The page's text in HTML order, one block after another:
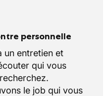
personnelle
un entretien et
qui vous
le job qui vous